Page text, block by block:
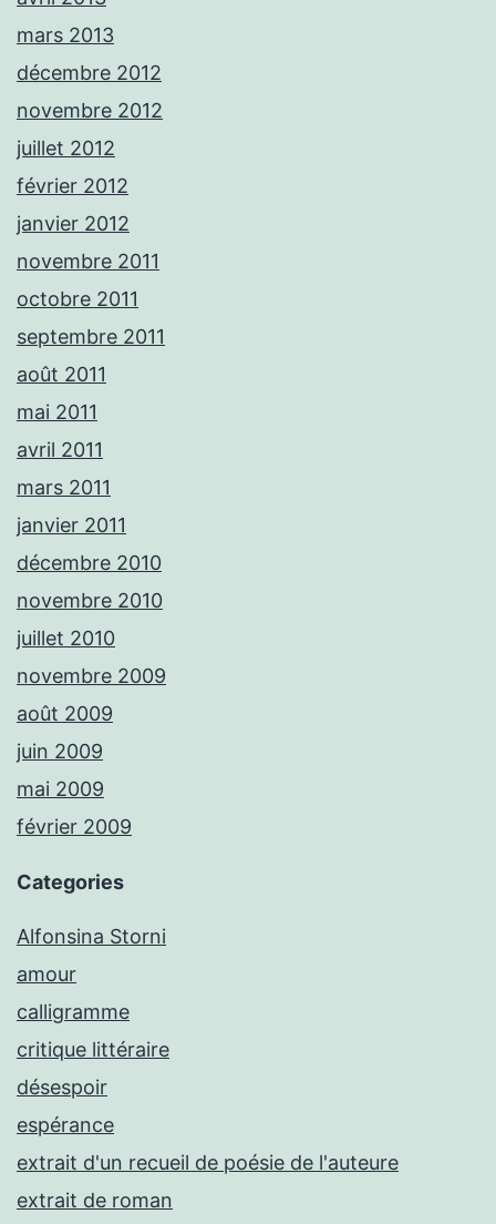
mars 2013
décembre 2012
novembre 2012
juillet 2012
février 2012
janvier 2012
novembre 2011
octobre 2011
septembre 2011
août 2011
mai 2011
avril 2011
mars 2011
janvier 2011
décembre 2010
novembre 2010
juillet 2010
novembre 2009
août 2009
juin 2009
mai 2009
février 2009
Categories
Alfonsina Storni
amour
calligramme
critique littéraire
désespoir
espérance
extrait d'un recueil de poésie de l'auteure
extrait de roman